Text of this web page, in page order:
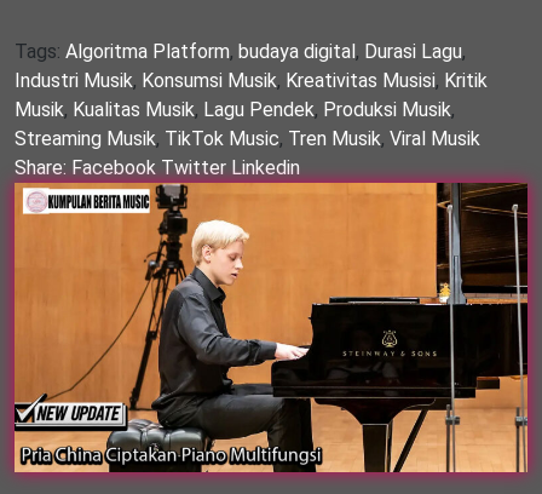
Tags: Algoritma Platform, budaya digital , Durasi Lagu,
Industri Musik, Konsumsi Musik, Kreativitas Musisi, Kritik
Musik, Kualitas Musik, Lagu Pendek, Produksi Musik,
Streaming Musik, TikTok Music, Tren Musik, Viral Musik
Share: Facebook Twitter Linkedin